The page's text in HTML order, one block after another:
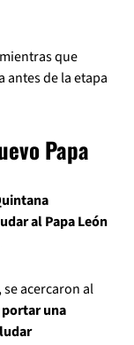
que
antes de la etapa
Papa
al Papa León
acercaron al
una